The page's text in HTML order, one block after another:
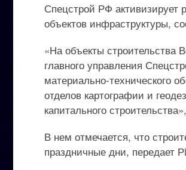
Спецстрой РФ активизирует
объектов инфраструктуры,
«На объекты строительства
главного управления
материально-технического
отделов картографии и
капитального
В нем отмечается, что
праздничные дни, передает